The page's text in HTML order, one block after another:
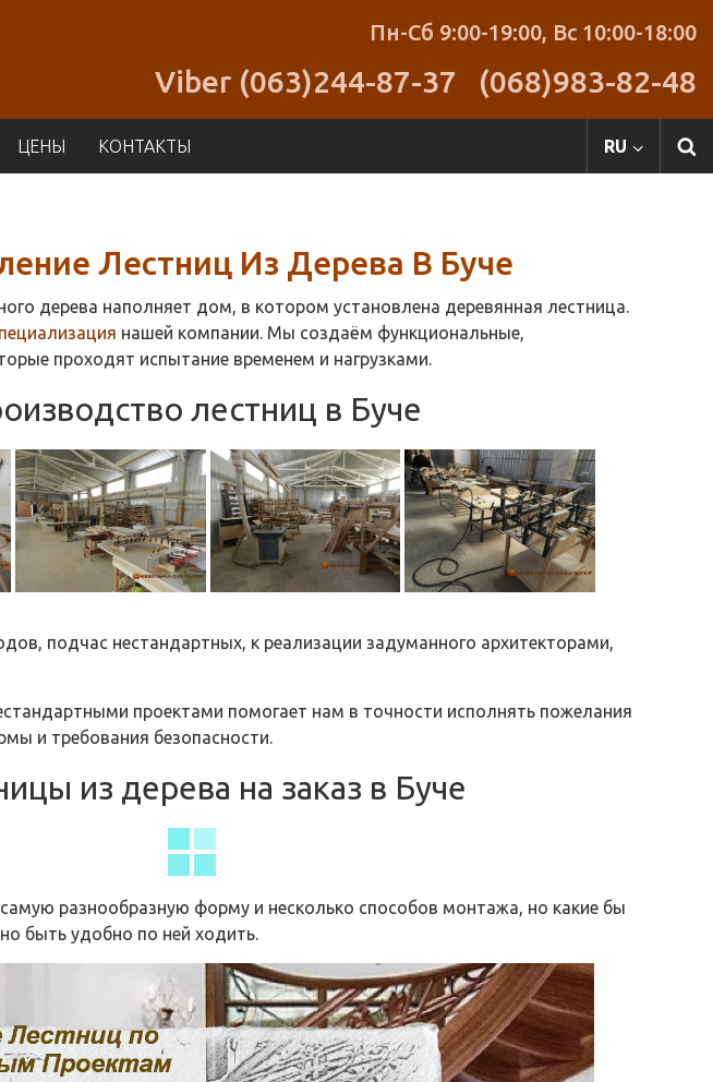
Пн-Сб 9:00-19:00, Вс 10:00-18:00
Viber (063)244-87-37 (068)983-82-48
ЦЕНЫ КОНТАКТЫ RU
Лестниц Из Дерева В Буче
дерева наполняет дом, в котором установлена деревянная лестница.
нашей компании. Мы создаём функциональные,
проходят испытание временем и нагрузками.
лестниц в Буче
подчас нестандартных, к реализации задуманного архитекторами,
проектами помогает нам в точности исполнять пожелания
и требования безопасности.
из дерева на заказ в Буче
разнообразную форму и несколько способов монтажа, но какие бы
быть удобно по ней ходить.